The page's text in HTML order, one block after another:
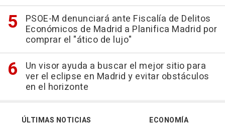
PSOE-M denunciará ante Fiscalía de Delitos
Económicos de Madrid a Planifica Madrid por
comprar el "ático de lujo"
Un visor ayuda a buscar el mejor sitio para
ver el eclipse en Madrid y evitar obstáculos
en el horizonte
ÚLTIMAS NOTICIAS
ECONOMÍA